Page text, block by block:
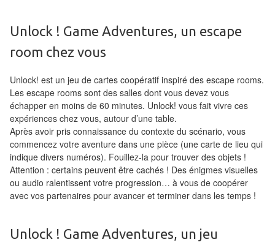
société
Jeux
cartes
à
Collectionner
(TCG)
Les
Classiques
Pour
enfants
Unlock ! Game Adventures, un escape
room chez vous
Unlock! est un jeu de cartes coopératif inspiré des escape rooms.
Les escape rooms sont des salles dont vous devez vous
échapper en moins de 60 minutes. Unlock! vous fait vivre ces
expériences chez vous, autour d’une table.
Après avoir pris connaissance du contexte du scénario, vous
commencez votre aventure dans une pièce (une carte de lieu qui
indique divers numéros). Fouillez-la pour trouver des objets !
Attention : certains peuvent être cachés ! Des énigmes visuelles
ou audio ralentissent votre progression… à vous de coopérer
avec vos partenaires pour avancer et terminer dans les temps !
Unlock ! Game Adventures, un jeu